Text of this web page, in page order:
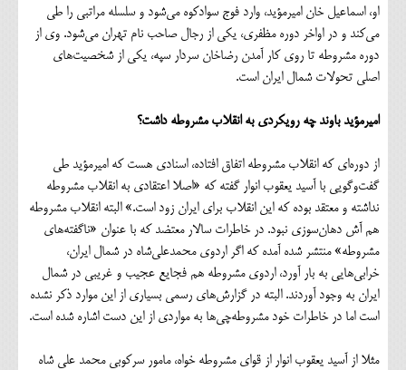
او، اسماعیل خان امیرمؤید، وارد فوج سوادکوه می‌شود و سلسله مراتبی را طی
می‌کند و در اواخر دوره مظفری، یکی از رجال صاحب نام تهران می‌شود. وی از
دوره مشروطه تا روی کار آمدن رضاخان سردار سپه، یکی از شخصیت‌های
اصلی تحولات شمال ایران است.
امیرمؤید باوند چه رویکردی به انقلاب مشروطه داشت؟
از دوره‌ای که انقلاب مشروطه اتفاق افتاده، اسنادی هست که امیرمؤید طی
گفت‌و‌گویی با آسید یعقوب انوار گفته که «اصلا اعتقادی به انقلاب مشروطه
نداشته و معتقد بوده که این انقلاب برای ایران زود است.» البته انقلاب مشروطه
هم آش دهان‌سوزی نبود. در خاطرات سالار معتضد که با عنوان «ناگفته‌های
مشروطه» منتشر شده آمده که اگر اردوی محمدعلی‌شاه در شمال ایران،
خرابی‌هایی به بار آورد، اردوی مشروطه هم فجایع عجیب و غریبی در شمال
ایران به وجود آوردند. البته در گزارش‌های رسمی بسیاری از این موارد ذکر نشده
است اما در خاطرات خود مشروطه‌چی‌ها به مواردی از این دست اشاره شده است.
مثلا از آسید یعقوب انوار از قوای مشروطه خواه، مامور سرکوبی محمد علی شاه